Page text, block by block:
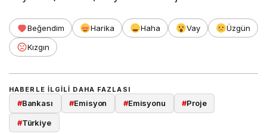
Beğendim Harika Haha Vay
Üzgün
Kızgın
HABERLE ILGILI DAHA FAZLASI
#Bankası #Emisyon #Emisyonu #Proje
#Türkiye